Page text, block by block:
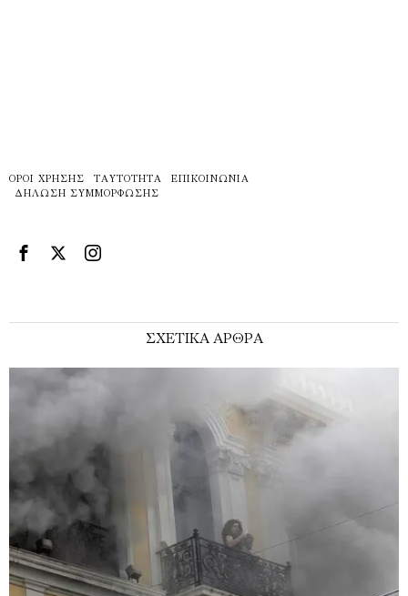
ΌΡΟΙ ΧΡΉΣΗΣ ΤΑΥΤΌΤΗΤΑ
ΕΠΙΚΟΙΝΩΝΊΑ
ΔΉΛΩΣΗ ΣΥΜΜΌΡΦΩΣΗΣ
ΣΧΕΤΙΚΑ ΑΡΘΡΑ